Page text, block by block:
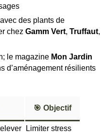
des plants de
chez Gamm Vert, Truffaut,
le magazine Mon Jardin
d’aménagement résilients
🎯 Objectif
Limiter stress